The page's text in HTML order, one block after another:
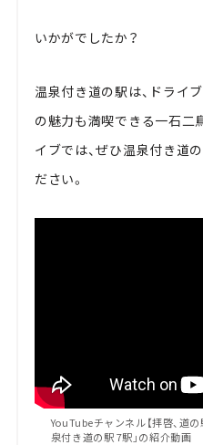
いかがでしたか？
温泉付き道の駅は、ドライ
の魅力も満喫できる一石二
イブでは、ぜひ温泉付き道
ださい。
YouTubeチャンネル【拝啓、道
泉付き道の駅 7駅」の紹介動画